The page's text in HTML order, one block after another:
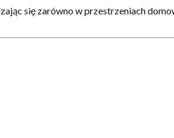
się zarówno w przestrzeniach